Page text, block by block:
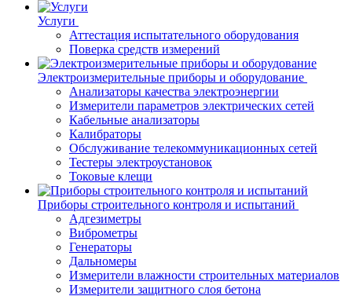
Услуги
Аттестация испытательного оборудования
Поверка средств измерений
Электроизмерительные приборы и оборудование
Анализаторы качества электроэнергии
Измерители параметров электрических сетей
Кабельные анализаторы
Калибраторы
Обслуживание телекоммуникационных сетей
Тестеры электроустановок
Токовые клещи
Приборы строительного контроля и испытаний
Адгезиметры
Виброметры
Генераторы
Дальномеры
Измерители влажности строительных материалов
Измерители защитного слоя бетона